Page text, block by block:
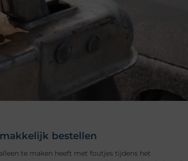
bestellen
te maken heeft met foutjes tijdens het